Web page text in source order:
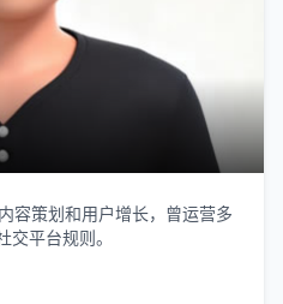
容策划和用户增长，曾运营多
平台规则。